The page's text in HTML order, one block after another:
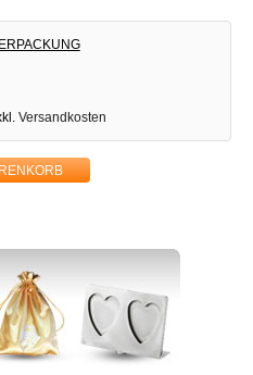
Versandkosten